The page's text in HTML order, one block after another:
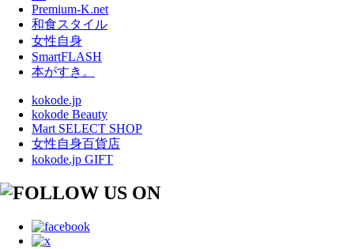
Premium-K.net
和食スタイル
女性自身
SmartFLASH
本がすき。
kokode.jp
kokode Beauty
Mart SELECT SHOP
女性自身百貨店
kokode.jp GIFT